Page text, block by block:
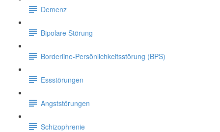
Demenz
Bipolare Störung
Borderline-Persönlichkeitsstörung (BPS)
Essstörungen
Angststörungen
Schizophrenie